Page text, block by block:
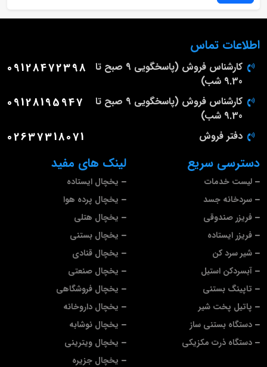
لینک های مفید
یخچال ایستاده
یخچال پرده هوا
یخچال هتلی
یخچال بستنی
یخچال قنادی
یخچال صنعتی
یخچال فروشگاهی
یخچال داروخانه
یخچال نوشابه
یخچال ویترینی
یخچال جزیره
دسترسی سریع
لیست خدمات
سردخانه جسد
فریزر صندوقی
فریزر ایستاده
شیر سرد کن
آبسردکن استیل
تاپینگ بستنی
پاتیل پخت شیر
دستگاه بستنی ساز
دستگاه ذرت مکزیکی
اطلاعات تماس
کارشناس فروش (پاسخگویی 9 صبح تا
9.30 شب)
09128472398
کارشناس فروش (پاسخگویی 9 صبح تا
9.30 شب)
09128195947
دفتر فروش 02637318071